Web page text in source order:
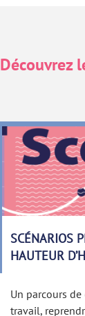
Découvrez
SCÉNARIOS
HAUTEUR
Un parcours
travail,